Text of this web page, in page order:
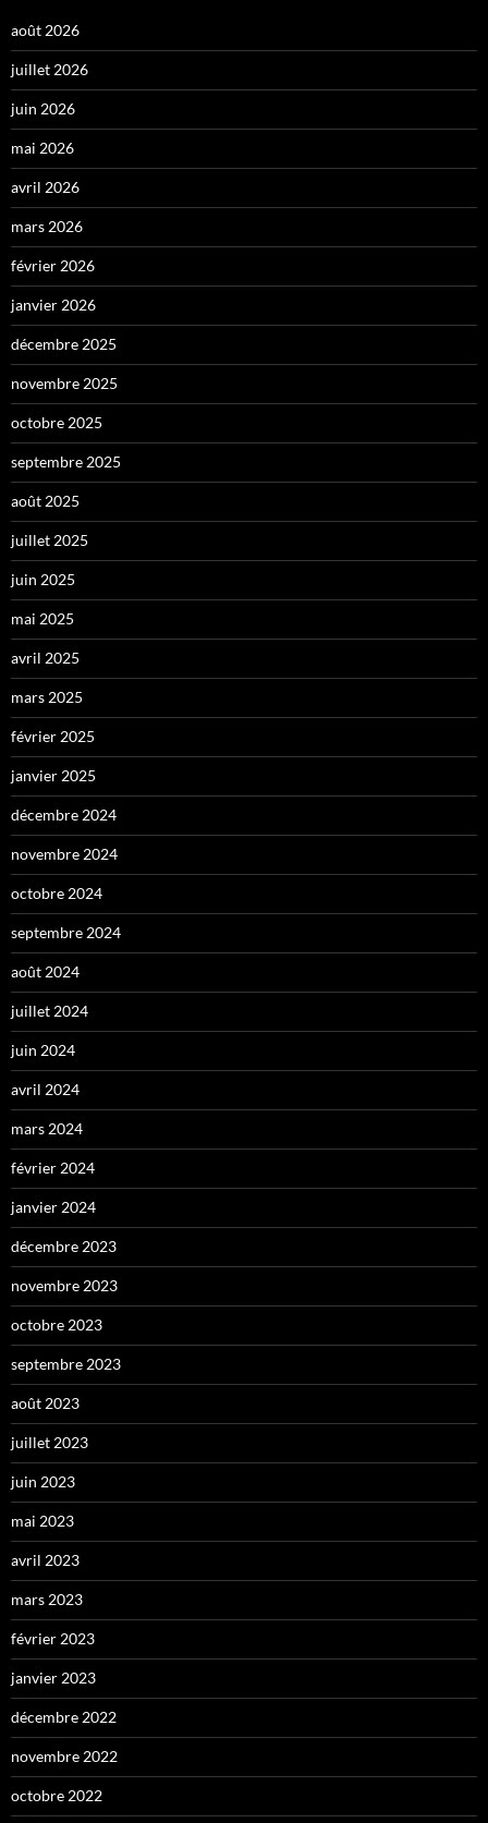
août 2026
juillet 2026
juin 2026
mai 2026
avril 2026
mars 2026
février 2026
janvier 2026
décembre 2025
novembre 2025
octobre 2025
septembre 2025
août 2025
juillet 2025
juin 2025
mai 2025
avril 2025
mars 2025
février 2025
janvier 2025
décembre 2024
novembre 2024
octobre 2024
septembre 2024
août 2024
juillet 2024
juin 2024
avril 2024
mars 2024
février 2024
janvier 2024
décembre 2023
novembre 2023
octobre 2023
septembre 2023
août 2023
juillet 2023
juin 2023
mai 2023
avril 2023
mars 2023
février 2023
janvier 2023
décembre 2022
novembre 2022
octobre 2022